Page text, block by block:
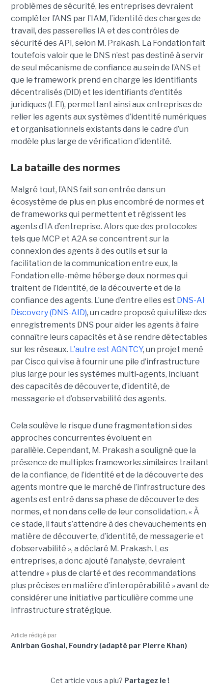
problèmes de sécurité, les entreprises devraient
compléter l’ANS par l’ IAM, l’identité des charges de
travail, des passerelles IA et des contrôles de
sécurité des API, selon M. Prakash. La Fondation fait
toutefois valoir que le DNS n’est pas destiné à servir
de seul mécanisme de confiance au sein de l’ANS et
que le framework prend en charge les identifiants
décentralisés (DID) et les identifiants d’entités
juridiques (LEI), permettant ainsi aux entreprises de
relier les agents aux systèmes d’identité numériques
et organisationnels existants dans le cadre d’un
modèle plus large de vérification d’identité.
La bataille des normes
Malgré tout, l’ANS fait son entrée dans un
écosystème de plus en plus encombré de normes et
de frameworks qui permettent et régissent les
agents d’IA d’entreprise. Alors que des protocoles
tels que MCP et A2A se concentrent sur la
connexion des agents à des outils et sur la
facilitation de la communication entre eux, la
Fondation elle-même héberge deux normes qui
traitent de l’identité, de la découverte et de la
confiance des agents. L’une d’entre elles est DNS-AI
Discovery (DNS-AID), un cadre proposé qui utilise des
enregistrements DNS pour aider les agents à faire
connaître leurs capacités et à se rendre détectables
sur les réseaux. L’autre est AGNTCY, un projet mené
par Cisco qui vise à fournir une pile d’infrastructure
plus large pour les systèmes multi-agents, incluant
des capacités de découverte, d’identité, de
messagerie et d’observabilité des agents.
Cela soulève le risque d’une fragmentation si des
approches concurrentes évoluent en
parallèle. Cependant, M. Prakash a souligné que la
présence de multiples frameworks similaires traitant
de la confiance, de l’identité et de la découverte des
agents montre que le marché de l’infrastructure des
agents est entré dans sa phase de découverte des
normes, et non dans celle de leur consolidation. « À
ce stade, il faut s’attendre à des chevauchements en
matière de découverte, d’identité, de messagerie et
d’observabilité », a déclaré M. Prakash. Les
entreprises, a donc ajouté l’analyste, devraient
attendre « plus de clarté et des recommandations
plus précises en matière d’interopérabilité » avant de
considérer une initiative particulière comme une
infrastructure stratégique.
Article rédigé par
Anirban Goshal, Foundry (adapté par Pierre Khan)
Cet article vous a plu? Partagez le !